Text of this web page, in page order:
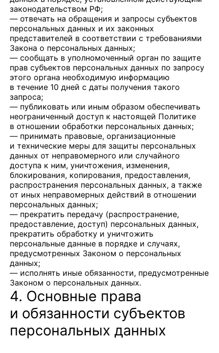
законодательством РФ;
— отвечать на обращения и запросы субъектов
персональных данных и их законных
представителей в соответствии с требованиями
Закона о персональных данных;
— сообщать в уполномоченный орган по защите
прав субъектов персональных данных по запросу
этого органа необходимую информацию
в течение 10 дней с даты получения такого
запроса;
— публиковать или иным образом обеспечивать
неограниченный доступ к настоящей Политике
в отношении обработки персональных данных;
— принимать правовые, организационные
и технические меры для защиты персональных
данных от неправомерного или случайного
доступа к ним, уничтожения, изменения,
блокирования, копирования, предоставления,
распространения персональных данных, а также
от иных неправомерных действий в отношении
персональных данных;
— прекратить передачу (распространение,
предоставление, доступ) персональных данных,
прекратить обработку и уничтожить
персональные данные в порядке и случаях,
предусмотренных Законом о персональных
данных;
— исполнять иные обязанности, предусмотренные
Законом о персональных данных.
4. Основные права
и обязанности субъектов
персональных данных